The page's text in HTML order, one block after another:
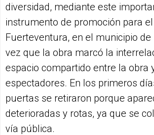
diversidad, mediante este
instrumento de promoción para
Fuerteventura, en el municipio de
vez que la obra marcó la
espacio compartido entre la obra
espectadores. En los primeros
puertas se retiraron porque
deterioradas y rotas, ya que se
vía pública.